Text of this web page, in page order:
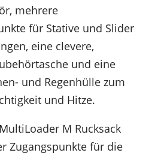
mehrere
für Stative und Slider
eine clevere,
und eine
und Regenhülle zum
und Hitze.
M Rucksack
Zugangspunkte für die